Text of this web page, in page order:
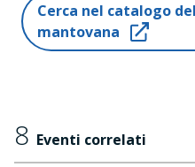
La guerra invisibile. Un
contro i migranti , Einaudi,
Cerca nel catalogo
mantovana
8 Eventi correlati